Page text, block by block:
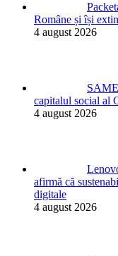
Române și își
4 august 2026
capitalul social al
4 august 2026
afirmă că
digitale
4 august 2026